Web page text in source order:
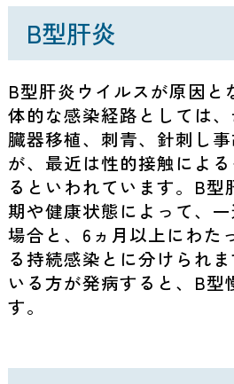
B型肝炎
B型肝炎ウイルスが原因と
体的な感染経路としては、
臓器移植、刺青、針刺し
が、最近は性的接触によ
るといわれています。B型
期や健康状態によって、
場合と、6ヵ月以上にわた
る持続感染とに分けられ
いる方が発病すると、B型
す。